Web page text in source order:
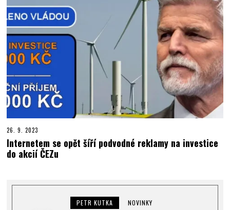
26. 9. 2023
Internetem se opět šíří podvodné reklamy na investice
do akcií ČEZu
PETR KUTKA NOVINKY